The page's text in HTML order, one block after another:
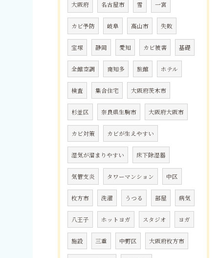
大阪府 名古屋市 雪 一宮
カビ予防 岐阜 高山市 失敗
宝塚 静岡 愛知 カビ被害 基礎
全館空調 南知多 旅館 ホテル
検査 集合住宅 大阪府茨木市
杉並区 奈良県生駒市 大阪府大阪市
カビ対策 カビが生えやすい
湿気が溜まりやすい 床下除湿器
気管支炎 タワーマンション 中区
枚方市 洗濯 うつる 部屋 病気
八王子 ホットヨガ スタジオ ヨガ
施設 三重 中野区 大阪府枚方市